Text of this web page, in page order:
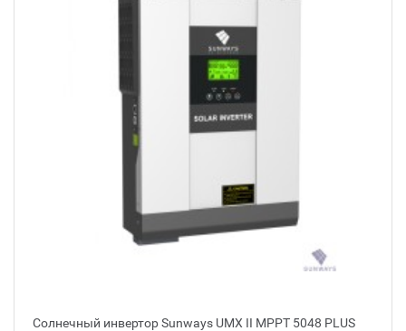
Солнечный инвертор Sunways UMX II MPPT 5048 PLUS